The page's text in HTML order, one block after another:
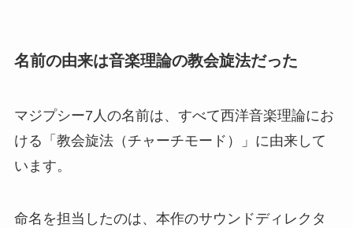
名前の由来は音楽理論の教会旋法だった
マジプシー7人の名前は、すべて西洋音楽理論にお
ける「教会旋法（チャーチモード）」に由来して
います。
命名を担当したのは、本作のサウンドディレクタ